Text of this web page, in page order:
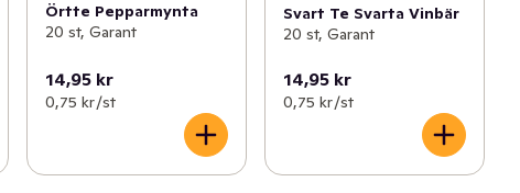
Örtte Pepparmynta
20 st, Garant
14,95 kr
0,75 kr /st
Svart Te Svarta Vinbär
20 st, Garant
14,95 kr
0,75 kr /st